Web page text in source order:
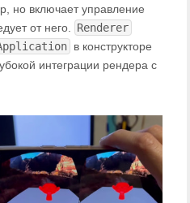
но включает управление
от него.
Renderer
в конструкторе
интеграции рендера с